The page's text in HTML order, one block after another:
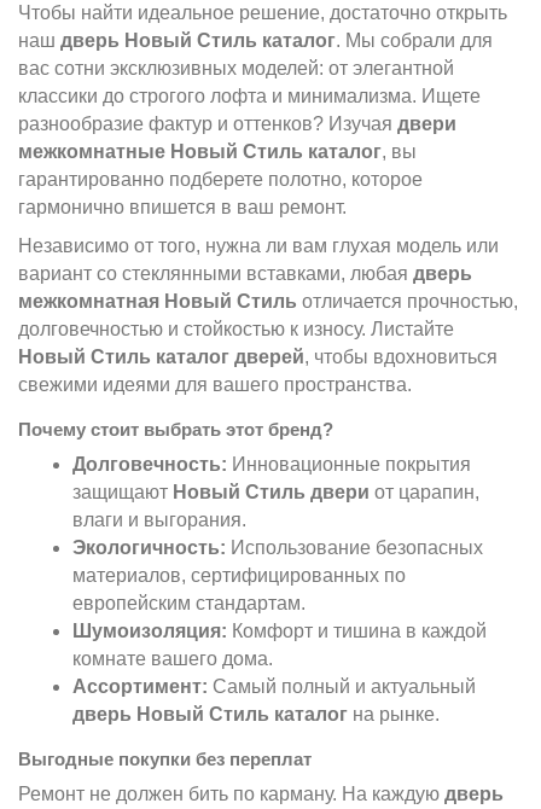
Чтобы найти идеальное решение, достаточно открыть
наш дверь Новый Стиль каталог. Мы собрали для
вас сотни эксклюзивных моделей: от элегантной
классики до строгого лофта и минимализма. Ищете
разнообразие фактур и оттенков? Изучая двери
межкомнатные Новый Стиль каталог, вы
гарантированно подберете полотно, которое
гармонично впишется в ваш ремонт.
Независимо от того, нужна ли вам глухая модель или
вариант со стеклянными вставками, любая дверь
межкомнатная Новый Стиль отличается прочностью,
долговечностью и стойкостью к износу. Листайте
Новый Стиль каталог дверей, чтобы вдохновиться
свежими идеями для вашего пространства.
Почему стоит выбрать этот бренд?
Долговечность: Инновационные покрытия
защищают Новый Стиль двери от царапин,
влаги и выгорания.
Экологичность: Использование безопасных
материалов, сертифицированных по
европейским стандартам.
Шумоизоляция: Комфорт и тишина в каждой
комнате вашего дома.
Ассортимент: Самый полный и актуальный
дверь Новый Стиль каталог на рынке.
Выгодные покупки без переплат
Ремонт не должен бить по карману. На каждую дверь